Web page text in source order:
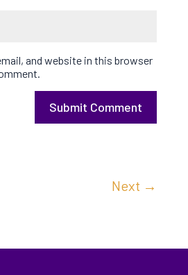
and website in this browser
Submit Comment
Next →